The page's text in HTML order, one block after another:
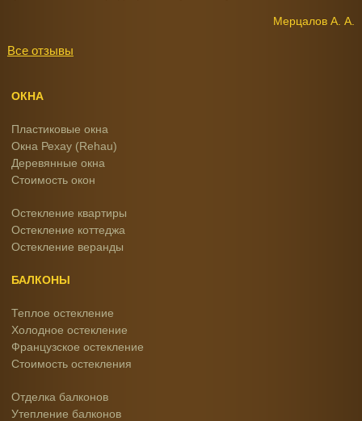
Мерцалов А. А.
Все отзывы
ОКНА
Пластиковые окна
Окна Рехау (Rehau)
Деревянные окна
Стоимость окон
Остекление квартиры
Остекление коттеджа
Остекление веранды
БАЛКОНЫ
Теплое остекление
Холодное остекление
Французское остекление
Стоимость остекления
Отделка балконов
Утепление балконов